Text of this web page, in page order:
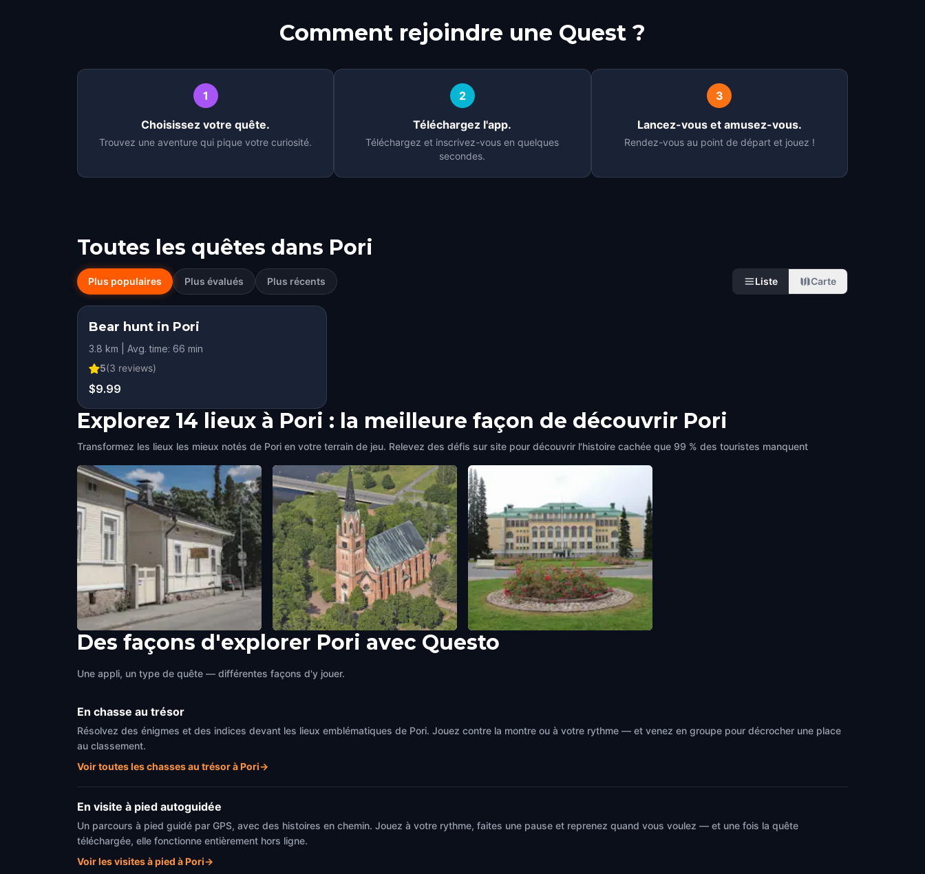
Comment rejoindre une Quest ?
1
Choisissez votre quête.
Trouvez une aventure qui pique votre curiosité.
2
Téléchargez l'app.
Téléchargez et inscrivez-vous en quelques
secondes.
3
Lancez-vous et amusez-vous.
Rendez-vous au point de départ et jouez !
Toutes les quêtes dans Pori
Plus populaires Plus évalués Plus récents Liste Carte
Bear hunt in Pori
3.8 km | Avg. time: 66 min
5(3 reviews)
$9.99
Explorez 14 lieux à Pori : la meilleure façon de découvrir Pori
Transformez les lieux les mieux notés de Pori en votre terrain de jeu. Relevez des défis sur site pour découvrir l'histoire cachée que 99 % des touristes manquent
Building heritage museum Church Pori gate
Des façons d'explorer Pori avec Questo
Une appli, un type de quête — différentes façons d'y jouer.
En chasse au trésor
Résolvez des énigmes et des indices devant les lieux emblématiques de Pori. Jouez contre la montre ou à votre rythme — et venez en groupe pour décrocher une place
au classement.
Voir toutes les chasses au trésor à Pori→
En visite à pied autoguidée
Un parcours à pied guidé par GPS, avec des histoires en chemin. Jouez à votre rythme, faites une pause et reprenez quand vous voulez — et une fois la quête
téléchargée, elle fonctionne entièrement hors ligne.
Voir les visites à pied à Pori→